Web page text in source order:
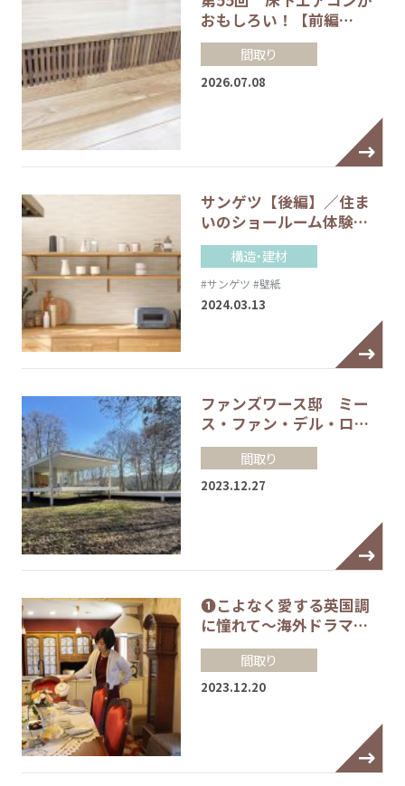
おもしろい！【前編…
間取り
2026.07.08
サンゲツ【後編】／住ま
いのショールーム体験…
構造・建材
#サンゲツ #壁紙
2024.03.13
ファンズワース邸 ミー
ス・ファン・デル・ロ…
間取り
2023.12.27
❶こよなく愛する英国調
に憧れて～海外ドラマ…
間取り
2023.12.20